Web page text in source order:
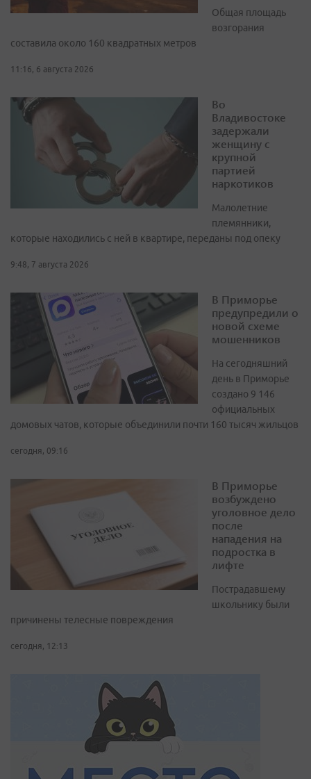
Общая площадь
возгорания
составила около 160 квадратных метров
11:16, 6 августа 2026
Во
Владивостоке
задержали
женщину с
крупной
партией
наркотиков
Малолетние
племянники,
которые находились с ней в квартире, переданы под опеку
9:48, 7 августа 2026
В Приморье
предупредили о
новой схеме
мошенников
На сегодняшний
день в Приморье
создано 9 146
официальных
домовых чатов, которые объединили почти 160 тысяч жильцов
сегодня, 09:16
В Приморье
возбуждено
уголовное дело
после
нападения на
подростка в
лифте
Пострадавшему
школьнику были
причинены телесные повреждения
сегодня, 12:13